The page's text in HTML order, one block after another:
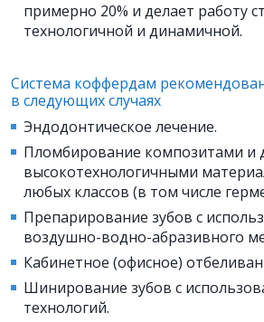
примерно 20% и делает работу
технологичной и динамичной.
Система коффердам
в следующих случаях
Эндодонтическое лечение.
Пломбирование композитами и
высокотехнологичными
любых классов (в том числе
Препарирование зубов с
воздушно-водно-абразивного
Кабинетное (офисное)
Шинирование зубов с
технологий.